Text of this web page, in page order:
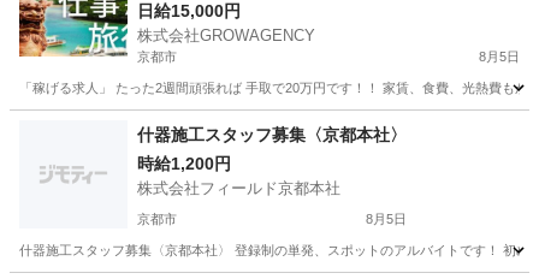
日給15,000円
株式会社GROWAGENCY
京都市 8月5日
「稼げる求人」 たった2週間頑張れば 手取で20万円です！！ 家賃、食費、光熱費も
その他 客室
什器施工スタッフ募集〈京都本社〉
時給1,200円
株式会社フィールド京都本社
京都市 8月5日
什器施工スタッフ募集〈京都本社〉 登録制の単発、スポットのアルバイトです！ 初